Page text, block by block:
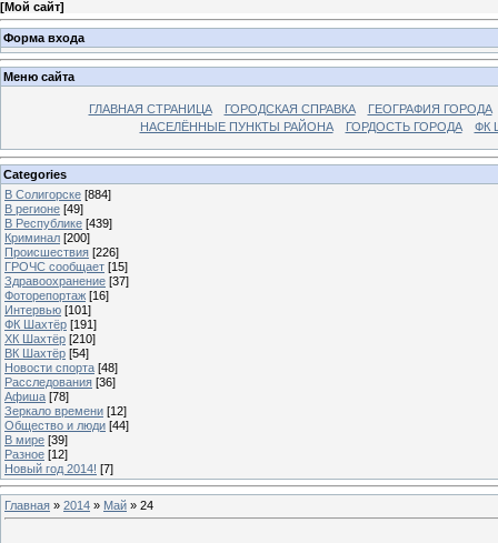
[Мой сайт]
Форма входа
Меню сайта
ГЛАВНАЯ СТРАНИЦА ГОРОДСКАЯ СПРАВКА
ГЕОГРАФИЯ ГОРОДА
НАСЕЛЁННЫЕ ПУНКТЫ РАЙОНА
ГОРДОСТЬ ГОРОДА ФК
Categories
В Солигорске [884]
В регионе [49]
В Республике [439]
Криминал [200]
Происшествия [226]
ГРОЧС сообщает [15]
Здравоохранение [37]
Фоторепортаж [16]
Интервью [101]
ФК Шахтёр [191]
ХК Шахтёр [210]
ВК Шахтёр [54]
Новости спорта [48]
Расследования [36]
Афиша [78]
Зеркало времени [12]
Общество и люди [44]
В мире [39]
Разное [12]
Новый год 2014! [7]
Главная » 2014 » Май » 24